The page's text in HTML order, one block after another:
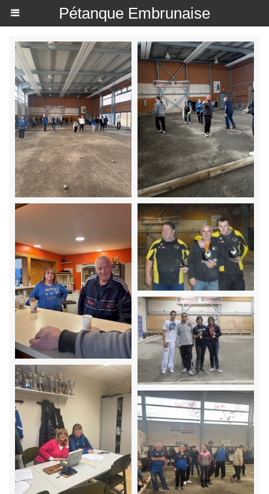
Pétanque Embrunaise